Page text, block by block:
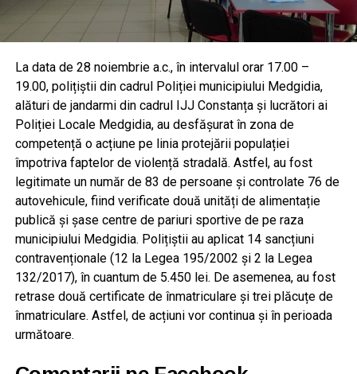
La data de 28 noiembrie a.c., în intervalul orar 17.00 –
19.00, polițiștii din cadrul Poliției municipiului Medgidia,
alături de jandarmi din cadrul IJJ Constanța și lucrători ai
Poliției Locale Medgidia, au desfășurat în zona de
competență o acțiune pe linia protejării populației
împotriva faptelor de violență stradală. Astfel, au fost
legitimate un număr de 83 de persoane și controlate 76 de
autovehicule, fiind verificate două unități de alimentație
publică și șase centre de pariuri sportive de pe raza
municipiului Medgidia. Polițiștii au aplicat 14 sancțiuni
contravenționale (12 la Legea 195/2002 și 2 la Legea
132/2017), în cuantum de 5.450 lei. De asemenea, au fost
retrase două certificate de înmatriculare și trei plăcuțe de
înmatriculare. Astfel, de acțiuni vor continua și în perioada
următoare.